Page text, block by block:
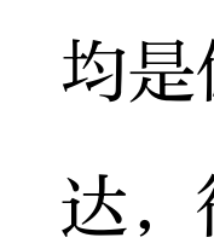
均
达